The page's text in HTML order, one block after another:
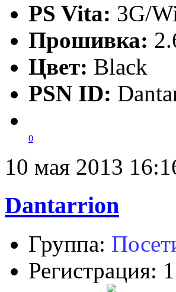
PS Vita: 3G/
Прошивка:
Цвет: Black
PSN ID:
0
10 мая 2013
Dantarrion
Группа:
Регистрация: